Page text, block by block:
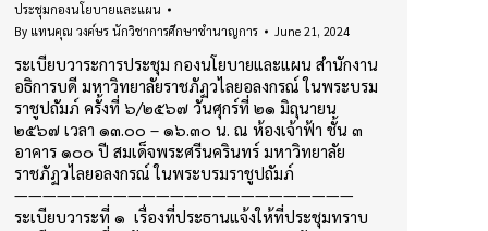
ประชุมกองนโยบายและแผน
By แทนคุณ วงค์ษร นักวิชาการศึกษาชำนาญการ June 21, 2024
ระเบียบวาระการประชุม กองนโยบายและแผน สำนักงาน
อธิการบดี มหาวิทยาลัยราชภัฏวไลยอลงกรณ์ ในพระบรม
ราชูปถัมภ์ ครั้งที่ ๖/๒๕๖๗ วันศุกร์ที่ ๒๑ มิถุนายน
๒๕๖๗ เวลา ๑๓.๐๐ – ๑๖.๓๐ น. ณ ห้องเจ้าฟ้า ชั้น ๓
อาคาร ๑๐๐ ปี สมเด็จพระศรีนครินทร์ มหาวิทยาลัย
ราชภัฏวไลยอลงกรณ์ ในพระบรมราชูปถัมภ์
————————————————————————
ระเบียบวาระที่ ๑ เรื่องที่ประธานแจ้งให้ที่ประชุมทราบ